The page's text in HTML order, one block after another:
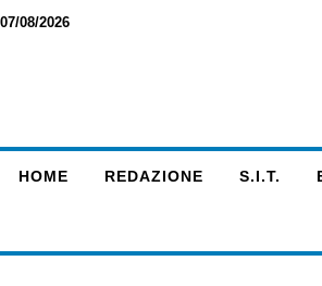
07/08/2026
HOME REDAZIONE S.I.T.